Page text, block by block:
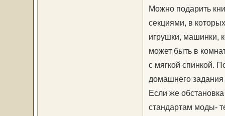
Можно подарить
секциями, в
игрушки, машинки,
может быть в
с мягкой спинкой.
домашнего задания
Если же
стандартам моды-